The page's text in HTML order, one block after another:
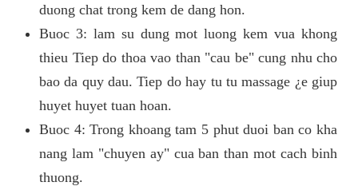
duong chat trong kem de dang hon.
Buoc 3: lam su dung mot luong kem vua khong
thieu Tiep do thoa vao than "cau be" cung nhu cho
bao da quy dau. Tiep do hay tu tu massage ¿e giup
huyet huyet tuan hoan.
Buoc 4: Trong khoang tam 5 phut duoi ban co kha
nang lam "chuyen ay" cua ban than mot cach binh
thuong.